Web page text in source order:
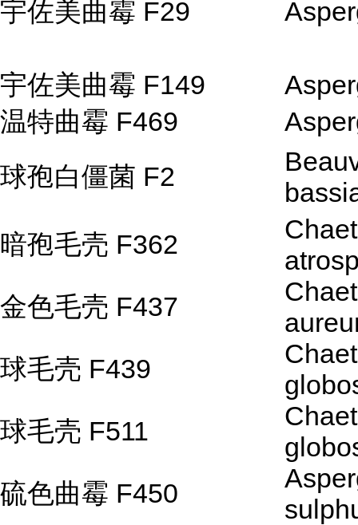
宇佐美曲霉 F29
宇佐美曲霉 F149
温特曲霉 F469
球孢白僵菌 F2
暗孢毛壳 F362
金色毛壳 F437
球毛壳 F439
球毛壳 F511
硫色曲霉 F450